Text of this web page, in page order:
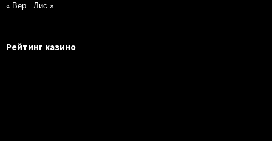
« Вер Лис »
Рейтинг казино